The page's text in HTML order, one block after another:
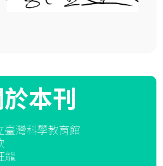
於本刊
臺灣科學教育館
龍